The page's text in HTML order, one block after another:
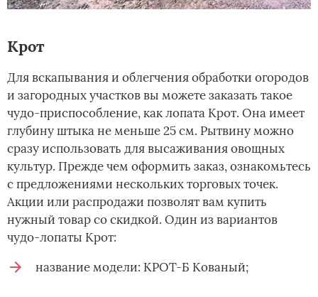
Крот
Для вскапывания и облегчения обработки огородов
и загородных участков вы можете заказать такое
чудо-приспособление, как лопата Крот. Она имеет
глубину штыка не меньше 25 см. Рытвину можно
сразу использовать для высаживания овощных
культур. Прежде чем оформить заказ, ознакомьтесь
с предложениями нескольких торговых точек.
Акции или распродажи позволят вам купить
нужный товар со скидкой. Один из вариантов
чудо-лопаты Крот:
название модели: КРОТ-Б Кованый;